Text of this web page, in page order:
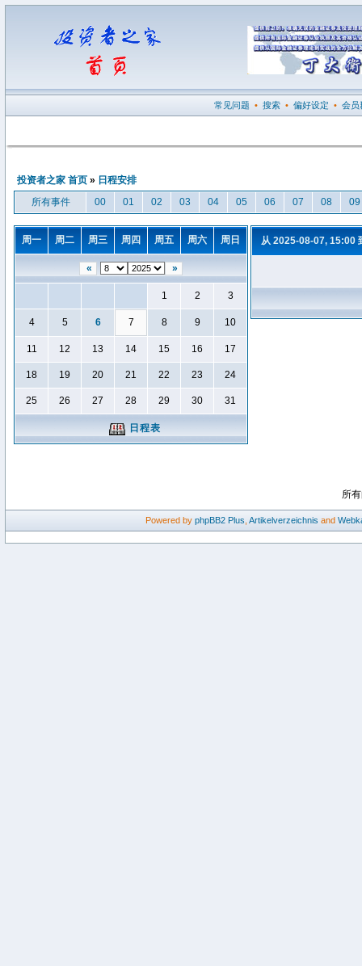
常见问题 • 搜索 • 偏好设定 • 会员
投资者之家 首页 » 日程安排
所有事件
00 01 02 03 04 05 06 07 08 09
周一 周二 周三 周四 周五 周六 周日
« »
1 2 3
4 5 6 7 8 9 10
11 12 13 14 15 16 17
18 19 20 21 22 23 24
25 26 27 28 29 30 31
日程表
从 2025-08-07, 15:00
所
Powered by phpBB2 Plus Artikelverzeichnis and